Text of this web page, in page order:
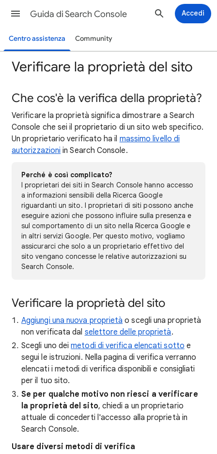
Guida di Search Console Accedi
Centro assistenza Community
Verificare la proprietà del sito
Che cos'è la verifica della proprietà?
Verificare la proprietà significa dimostrare a Search
Console che sei il proprietario di un sito web specifico.
Un proprietario verificato ha il massimo livello di
autorizzazioni in Search Console.
Perché è così complicato?
I proprietari dei siti in Search Console hanno accesso
a informazioni sensibili della Ricerca Google
riguardanti un sito. I proprietari di siti possono anche
eseguire azioni che possono influire sulla presenza e
sul comportamento di un sito nella Ricerca Google e
in altri servizi Google. Per questo motivo, vogliamo
assicurarci che solo a un proprietario effettivo del
sito vengano concesse le relative autorizzazioni su
Search Console.
Verificare la proprietà del sito
Aggiungi una nuova proprietà o scegli una proprietà
non verificata dal selettore delle proprietà.
Scegli uno deimetodi di verifica elencati sotto e
segui le istruzioni. Nella pagina di verifica verranno
elencati i metodi di verifica disponibili e consigliati
per il tuo sito.
Se per qualche motivo non riesci a verificare
la proprietà del sito, chiedi a un proprietario
attuale di concederti l'accesso alla proprietà in
Search Console.
Usare diversi metodi di verifica